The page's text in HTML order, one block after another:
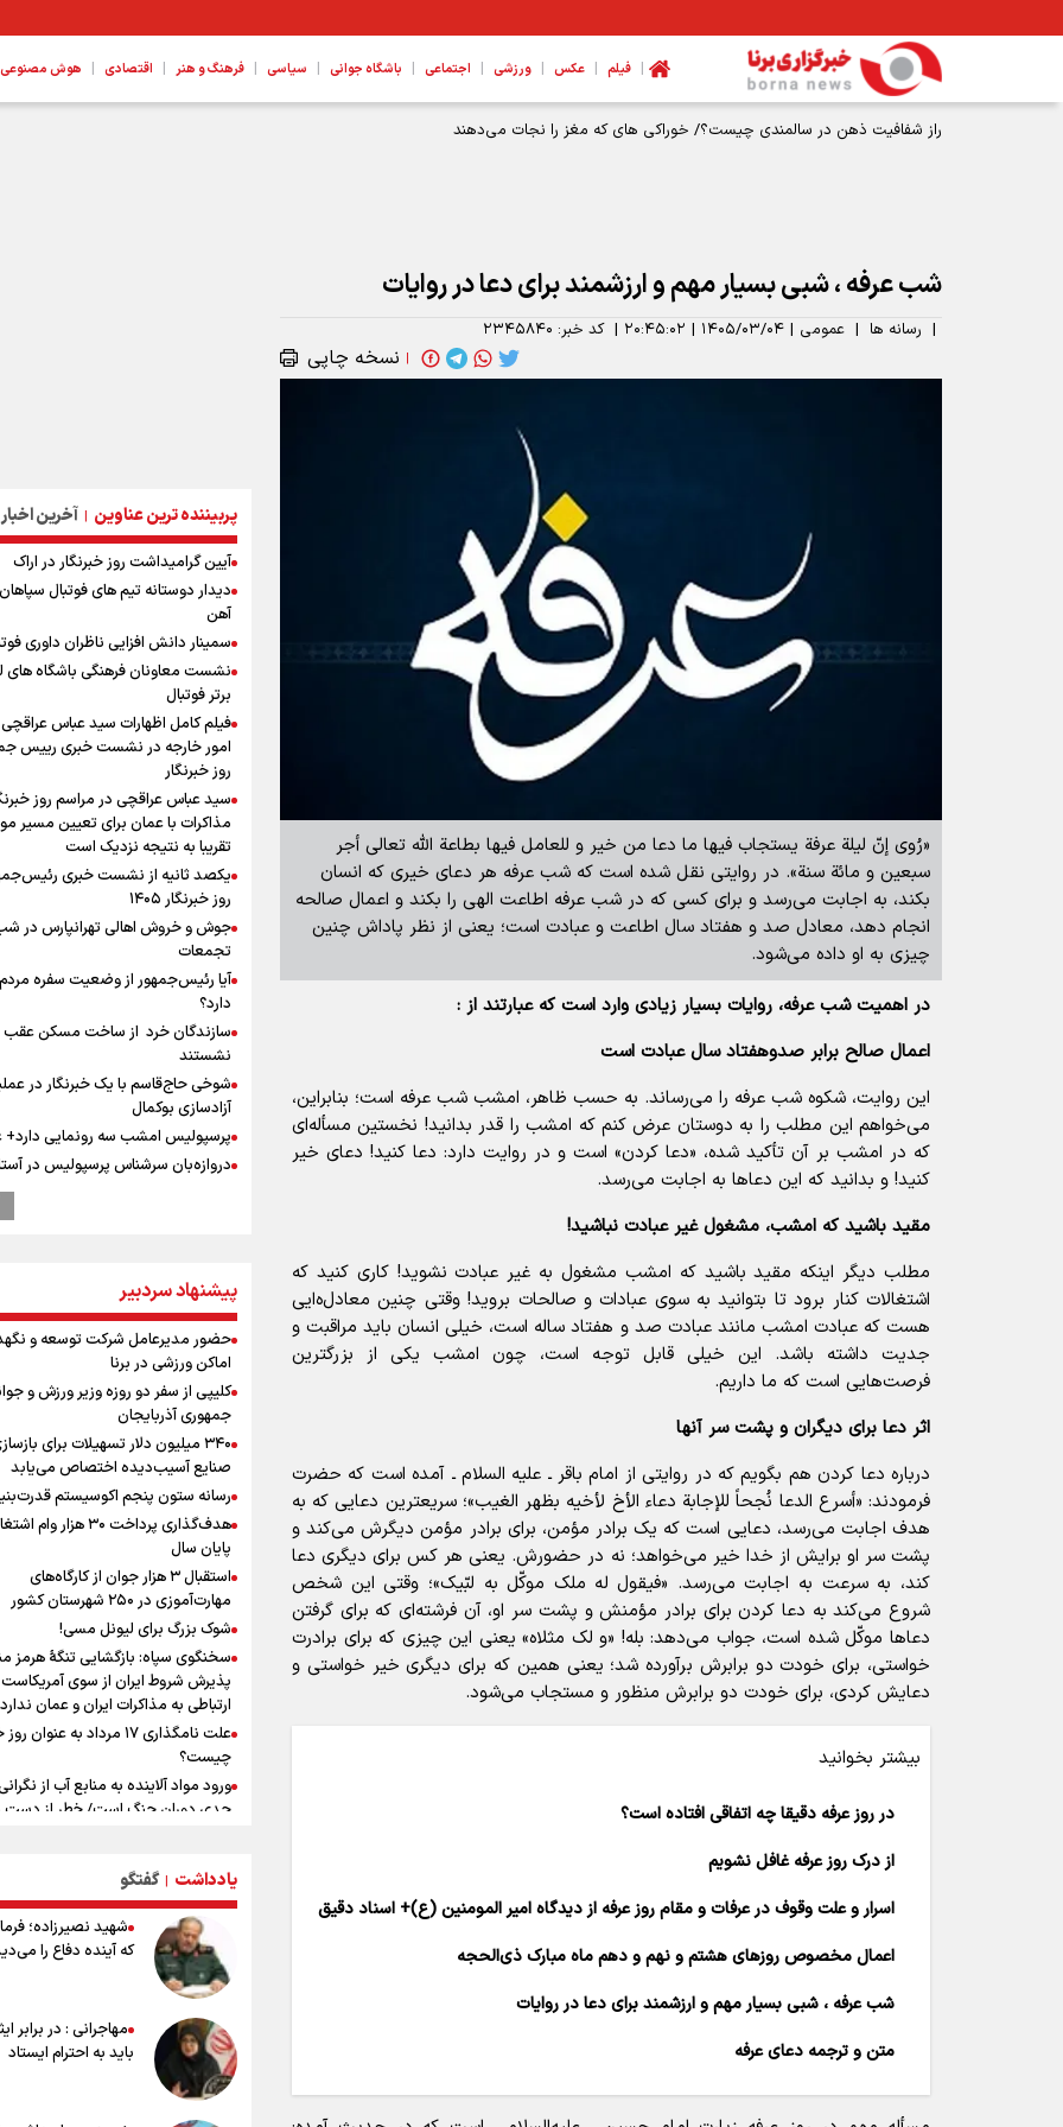
| فیلم | عکس | ورزشی | اجتماعی | باشگاه جوانی | سیاسی | فرهنگ و هنر | اقتصادی | هوش مصنوعی،
راز شفافیت ذهن در سالمندی چیست؟/ خوراکی های که مغز را نجات می‌دهند
شب عرفه ، شبی بسیار مهم و ارزشمند برای دعا در روایات
| رسانه ها | عمومی | ۱۴۰۵/۰۳/۰۴ | ۲۰:۴۵:۰۲ | کد خبر: ۲۳۴۵۸۴۰
| نسخه چاپی
«رُوی إنّ لیلة عرفة یستجاب فیها ما دعا من خیر و للعامل فیها بطاعة الله تعالى أجر
سبعین و مائة سنة». در روایتی نقل شده است که شب عرفه هر دعای خیری که انسان
بکند، به اجابت می‌رسد و برای کسی که در شب عرفه اطاعت الهی را بکند و اعمال صالحه
انجام دهد، معادل صد و هفتاد سال اطاعت و عبادت است؛ یعنی از نظر پاداش چنین
چیزی به او داده می‌‌شود.
در اهمیت شب عرفه، روایات بسیار زیادی وارد است که عبارتند از :
اعمال صالح برابر صدوهفتاد سال عبادت است
این روایت، شکوه شب عرفه را می‌رساند. به حسب ظاهر، امشب شب عرفه است؛ بنابراین،
می‌‌خواهم این مطلب را به دوستان عرض کنم که امشب را قدر بدانید! نخستین مسأله‌‌ای
که در امشب بر آن تأکید شده، «دعا کردن» است و در روایت دارد: دعا کنید! دعای خیر
کنید! و بدانید که این دعاها به اجابت می‌رسد.
مقید باشید که امشب، مشغول غیر عبادت نباشید!
مطلب دیگر اینکه مقید باشید که امشب مشغول به غیر عبادت نشوید! کاری کنید که
اشتغالات کنار برود تا بتوانید به سوی عبادات و صالحات بروید! وقتی چنین معادل‌ه‌ایی
هست که عبادت امشب مانند عبادت صد و هفتاد ساله است، خیلی انسان باید مراقبت و
جدیت داشته باشد. این خیلی قابل توجه است، چون امشب یکی از بزرگترین
فرصت‌هایی است که ما داریم.
اثر دعا برای دیگران و پشت سر آنها
درباره دعا کردن هم بگویم که در روایتی از امام باقر ـ علیه السلام ـ آمده است که حضرت
فرمودند: «أسرع الدعا نُجحاً للإجابة دعاء الأخ لأخیه بظهر الغیب»؛ سریعترین دعایی که به
هدف اجابت می‌‌رسد، دعایی است که یک برادر مؤمن، برای برادر مؤمن دیگرش می‌‌کند و
پشت سر او برایش از خدا خیر می‌‌خواهد؛ نه در حضورش. یعنی هر کس برای دیگری دعا
کند، به سرعت به اجابت می‌رسد. «فیقول له ملک موکّل به لبّیک»؛ وقتی این شخص
شروع می‌‌کند به دعا کردن برای برادر مؤمنش و پشت سر او، آن فرشته‌‌ای که برای گرفتن
دعاها موکّل شده است، جواب می‌‌دهد: بله! «و لک مثلاه» یعنی این چیزی که برای برادرت
خواستی، برای خودت دو برابرش برآورده شد؛ یعنی همین که برای دیگری خیر خواستی و
دعایش کردی، برای خودت دو برابرش منظور و مستجاب می‌‌شود.
بیشتر بخوانید
در روز عرفه دقیقا چه اتفاقی افتاده است؟
از درک روز عرفه غافل نشویم
اسرار و علت وقوف در عرفات و مقام روز عرفه از دیدگاه امیر المومنین (ع)+ اسناد دقیق
اعمال مخصوص روزهای هشتم و نهم و دهم ماه مبارک ذی‌الحجه
شب عرفه ، شبی بسیار مهم و ارزشمند برای دعا در روایات
متن و ترجمه دعای عرفه
پربیننده ترین عناوین | آخرین اخبار
آیین گرامیداشت روز خبرنگار در اراک
دیدار دوستانه تیم های فوتبال
آهن
سمینار دانش افزایی ناظران داوری
نشست معاونان فرهنگی باشگاه های
برتر فوتبال
فیلم کامل اظهارات سید عباس عراقچی
امور خارجه در نشست خبری رییس
روز خبرنگار
سید عباس عراقچی در مراسم روز
مذاکرات با عمان برای تعیین مسیر
تقریبا به نتیجه نزدیک است
یکصد ثانیه از نشست خبری
روز خبرنگار ۱۴۰۵
تجمعات
آیا رئیس‌جمهور از وضعیت سفره
دارد؟
سازندگان خرد از ساخت مسکن عقب
نشستند
شوخی حاج‌قاسم با یک خبرنگار در
آزادسازی بوکمال
پرسپولیس امشب سه رونمایی
دروازه‌بان سرشناس پرسپولیس در
ابوباقر، جانشین فرمانده نیروی
جوادی: مدال بازی‌های آسیایی را
بهداد سلیمی شرایط ورزشکار را درک
ابوباقر: دشمن در براندازی، اغتشاشات
و اهداف نظامی به نتیجه نرسید
محمد نوری روبروی پرسپولیس می
رونمایی از شماره پیراهن جدید بازیکنان
استقلال
رهبر شهید انقلاب: آمریکایی‌ها صدها
را با بمب اتم کشتند بدون هیچ
مراسم گرامیداشت روز خبرنگار
گرامیداشت روز خبرنگار در شیراز
گرامیداشت روز خبرنگار
سخنگوی سپاه: بازگشایی تنگۀ هرمز
پذیرش شروط ایران از سوی آمریکاست و
ارتباطی به مذاکرات ایران و عمان ندارد
ونس: در حال کار بر روی ایجاد یک
ناوبری امن هستیم
علی‌نژاد در مراسم انجمن ورزشی
روز خبرنگار : رسانه‌های خبری در سال
به امروز اتفاقات بزرگی را رقم زدند
پیشنهاد سردبیر
حضور مدیرعامل شرکت توسعه و
اماکن ورزشی در برنا
کلیپی از سفر دو روزه وزیر ورزش و
جمهوری آذربایجان
۳۴۰ میلیون دلار تسهیلات برای
صنایع آسیب‌دیده اختصاص می‌یابد
رسانه ستون پنجم اکوسیستم
هدف‌گذاری پرداخت ۳۰ هزار وام
پایان سال
استقبال ۳ هزار جوان از کارگاه‌های
مهارت‌آموزی در ۲۵۰ شهرستان کشور
شوک بزرگ برای لیونل مسی!
سخنگوی سپاه: بازگشایی تنگۀ هرمز
پذیرش شروط ایران از سوی
ارتباطی به مذاکرات ایران و عمان ندارد
علت نامگذاری ۱۷ مرداد به عنوان
چیست؟
ورود مواد آلاینده به منابع آب از
جدی دوران جنگ است/ خطر از دست
صارمی»
۱۷ مرداد؛ روز خبرنگار
خانواده شهید لاریجانی: از اظهارات
درباره چگونگی شهادت اجتناب کنید
نکن آقای رونالدو
حیدری: افزایش تیم‌های جام جهانی
داشت و هم ضرر/ تیم ملی در جام
مردود نشد
یادداشت | گفتگو
شهید نصیرزاده؛
که آینده دفاع را
مهاجرانی : در برابر
باید به احترام ایستاد